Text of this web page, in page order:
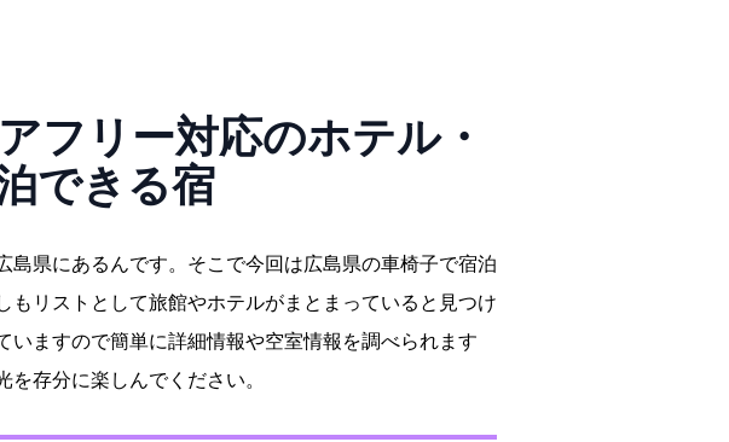
フリー対応のホテル・
できる宿
県にあるんです。そこで今回は広島県の車椅子で宿泊
リストとして旅館やホテルがまとまっていると見つけ
ますので簡単に詳細情報や空室情報を調べられます
存分に楽しんでください。